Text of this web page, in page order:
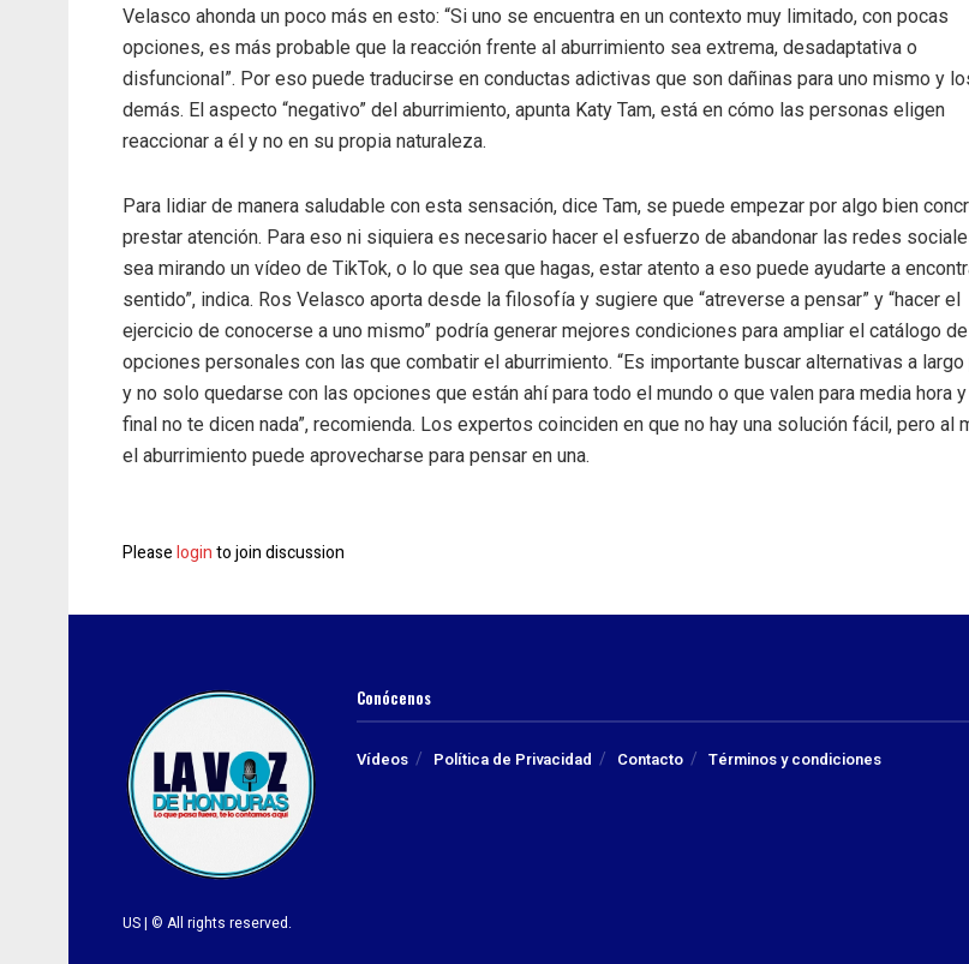
Velasco ahonda un poco más en esto: “Si uno se encuentra en un contexto muy limitado, con pocas
opciones, es más probable que la reacción frente al aburrimiento sea extrema, desadaptativa o
disfuncional”. Por eso puede traducirse en conductas adictivas que son dañinas para uno mismo y
demás. El aspecto “negativo” del aburrimiento, apunta Katy Tam, está en cómo las personas eligen
reaccionar a él y no en su propia naturaleza.
Para lidiar de manera saludable con esta sensación, dice Tam, se puede empezar por algo bien
prestar atención. Para eso ni siquiera es necesario hacer el esfuerzo de abandonar las redes
sea mirando un vídeo de TikTok, o lo que sea que hagas, estar atento a eso puede ayudarte a
sentido”, indica. Ros Velasco aporta desde la filosofía y sugiere que “atreverse a pensar” y “hacer el
ejercicio de conocerse a uno mismo” podría generar mejores condiciones para ampliar el catálogo de
opciones personales con las que combatir el aburrimiento. “Es importante buscar alternativas a
y no solo quedarse con las opciones que están ahí para todo el mundo o que valen para media hora
final no te dicen nada”, recomienda. Los expertos coinciden en que no hay una solución fácil, pero al
el aburrimiento puede aprovecharse para pensar en una.
Pleaseloginto join discussion
US | © All rights reserved.
Conócenos
Vídeos Política de Privacidad Contacto Términos y condiciones